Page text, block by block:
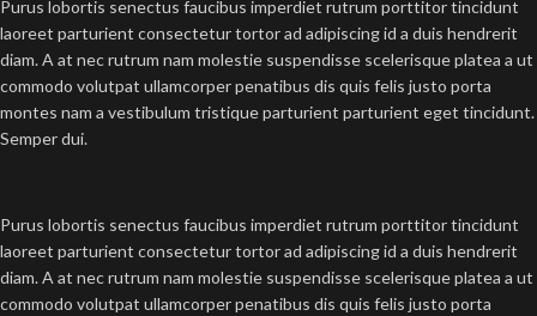
Purus lobortis senectus faucibus imperdiet rutrum porttitor tincidunt
laoreet parturient consectetur tortor ad adipiscing id a duis hendrerit
diam. A at nec rutrum nam molestie suspendisse scelerisque platea a ut
commodo volutpat ullamcorper penatibus dis quis felis justo porta
montes nam a vestibulum tristique parturient parturient eget tincidunt.
Semper dui.
Purus lobortis senectus faucibus imperdiet rutrum porttitor tincidunt
laoreet parturient consectetur tortor ad adipiscing id a duis hendrerit
diam. A at nec rutrum nam molestie suspendisse scelerisque platea a ut
commodo volutpat ullamcorper penatibus dis quis felis justo porta